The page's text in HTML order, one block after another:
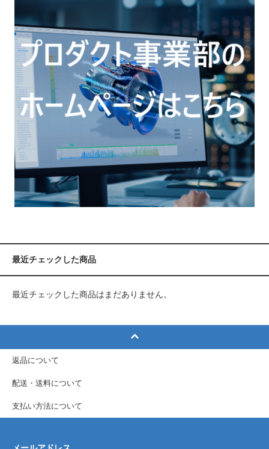
最近チェックした商品
最近チェックした商品はまだありません。
返品について
配送・送料について
支払い方法について